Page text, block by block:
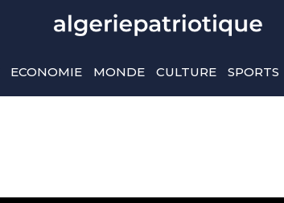
ECONOMIE MONDE CULTURE SPORTS